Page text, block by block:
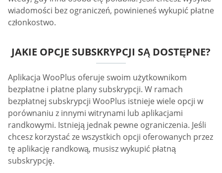
wiadomości bez ograniczeń, powinieneś wykupić płatne
członkostwo.
JAKIE OPCJE SUBSKRYPCJI SĄ DOSTĘPNE?
Aplikacja WooPlus oferuje swoim użytkownikom
bezpłatne i płatne plany subskrypcji. W ramach
bezpłatnej subskrypcji WooPlus istnieje wiele opcji w
porównaniu z innymi witrynami lub aplikacjami
randkowymi. Istnieją jednak pewne ograniczenia. Jeśli
chcesz korzystać ze wszystkich opcji oferowanych przez
tę aplikację randkową, musisz wykupić płatną
subskrypcję.